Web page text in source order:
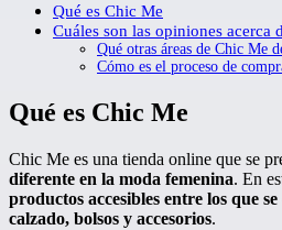
Qué es Chic Me
Cuáles son las opiniones acerca
Qué otras áreas de Chic Me
Cómo es el proceso de
Qué es Chic Me
Chic Me es una tienda online que se
diferente en la moda femenina. En
productos accesibles entre los que
calzado, bolsos y accesorios.